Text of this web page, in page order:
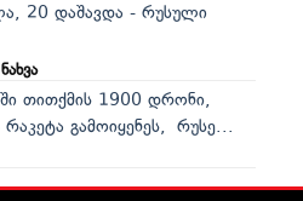
20 დაშავდა - რუსული
თითქმის 1900 დრონი,
გამოიყენეს, რუსე...